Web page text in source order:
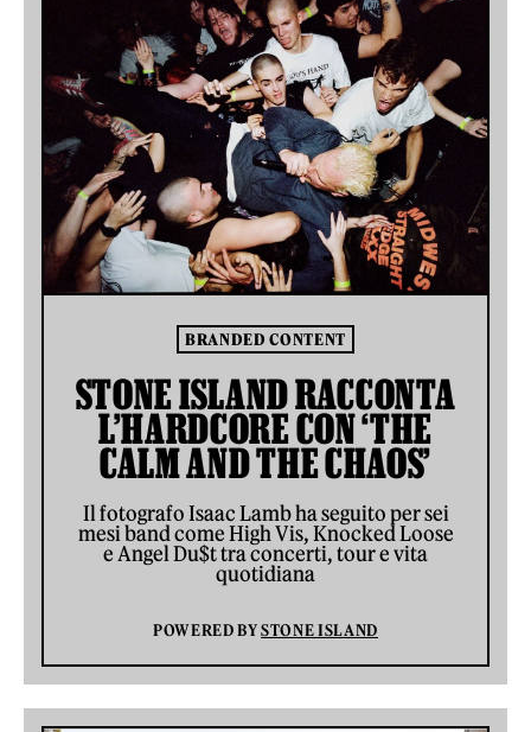
BRANDED CONTENT
STONE ISLAND RACCONTA
L’HARDCORE CON ‘THE
CALM AND THE CHAOS’
Il fotografo Isaac Lamb ha seguito per sei
mesi band come High Vis, Knocked Loose
e Angel Du$t tra concerti, tour e vita
quotidiana
POWERED BYSTONE ISLAND